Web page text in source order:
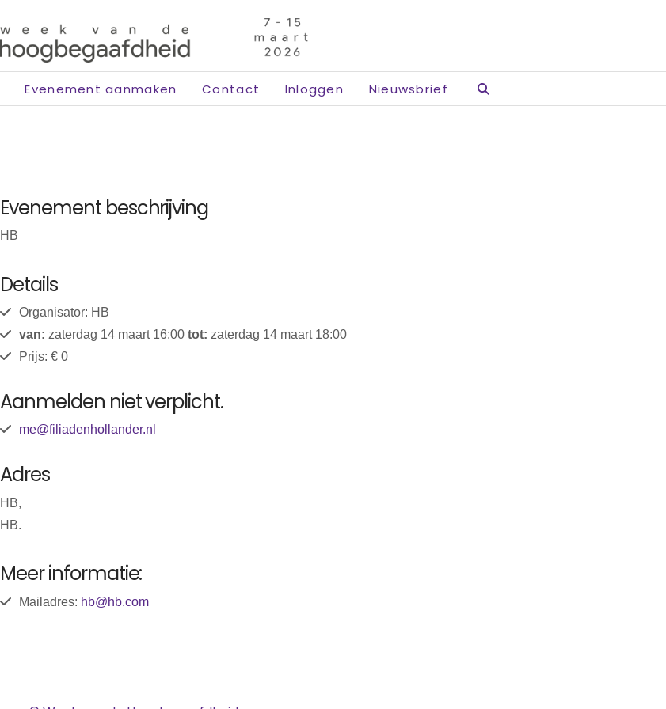
Evenement aanmaken Contact Inloggen Nieuwsbrief
Evenement beschrijving
HB
Details
Organisator: HB
van: zaterdag 14 maart 16:00tot: zaterdag 14 maart 18:00
Prijs: € 0
Aanmelden niet verplicht.
me@filiadenhollander.nl
Adres
HB,
HB.
Meer informatie:
Mailadres: hb@hb.com